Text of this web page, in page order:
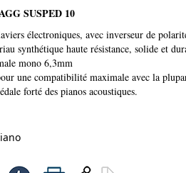
SUSPED 10
électroniques, avec inverseur de
synthétique haute résistance, solide et
mono 6,3mm
une compatibilité maximale avec la
forté des pianos acoustiques.